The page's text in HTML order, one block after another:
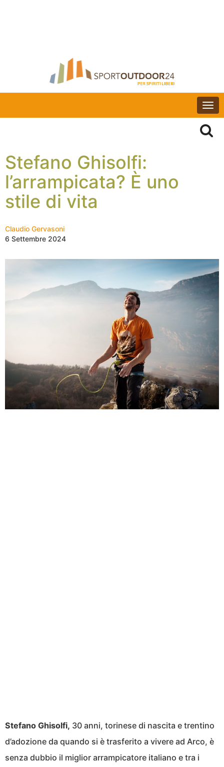
Stefano Ghisolfi:
l’arrampicata? È uno
stile di vita
Claudio Gervasoni
6 Settembre 2024
Stefano Ghisolfi, 30 anni, torinese di nascita e trentino
d’adozione da quando si è trasferito a vivere ad Arco, è
senza dubbio il miglior arrampicatore italiano e tra i